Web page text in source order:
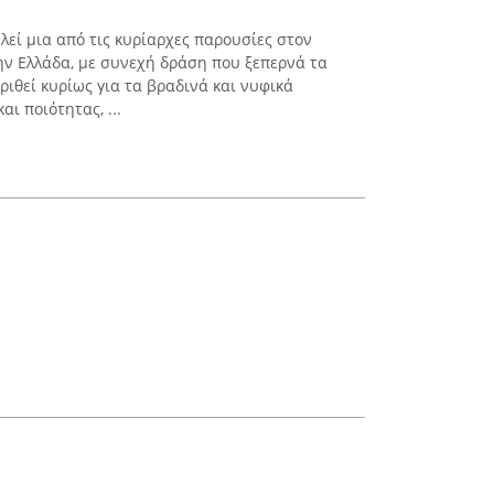
μια από τις κυρίαρχες παρουσίες στον
Ελλάδα, με συνεχή δράση που ξεπερνά τα
κυρίως για τα βραδινά και νυφικά
ποιότητας, ...